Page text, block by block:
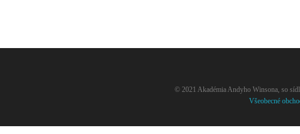
© 2021 Akadémia Andyho Winsona, so
Všeobecné